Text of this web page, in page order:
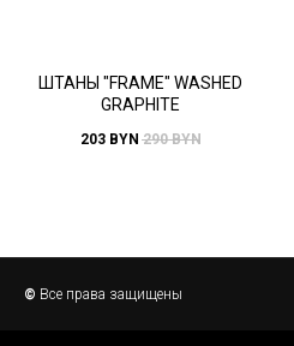
ШТАНЫ "FRAME" WASHED
GRAPHITE
203 BYN 290 BYN
© Все права защищены